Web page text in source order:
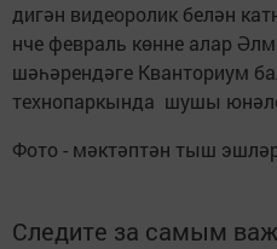
дигән видеоролик белән
нче февраль көнне алар
шәһәрендәге Кванториум
технопаркында шушы
Фото - мәктәптән тыш
Следите за самым